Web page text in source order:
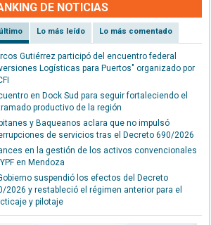
DE NOTICIAS
Lo más leído Lo más comentado
Gutiérrez participó del encuentro federal
Logísticas para Puertos" organizado por
en Dock Sud para seguir fortaleciendo el
productivo de la región
y Baqueanos aclara que no impulsó
de servicios tras el Decreto 690/2026
en la gestión de los activos convencionales
en Mendoza
suspendió los efectos del Decreto
2026 y restableció el régimen anterior para el
y pilotaje